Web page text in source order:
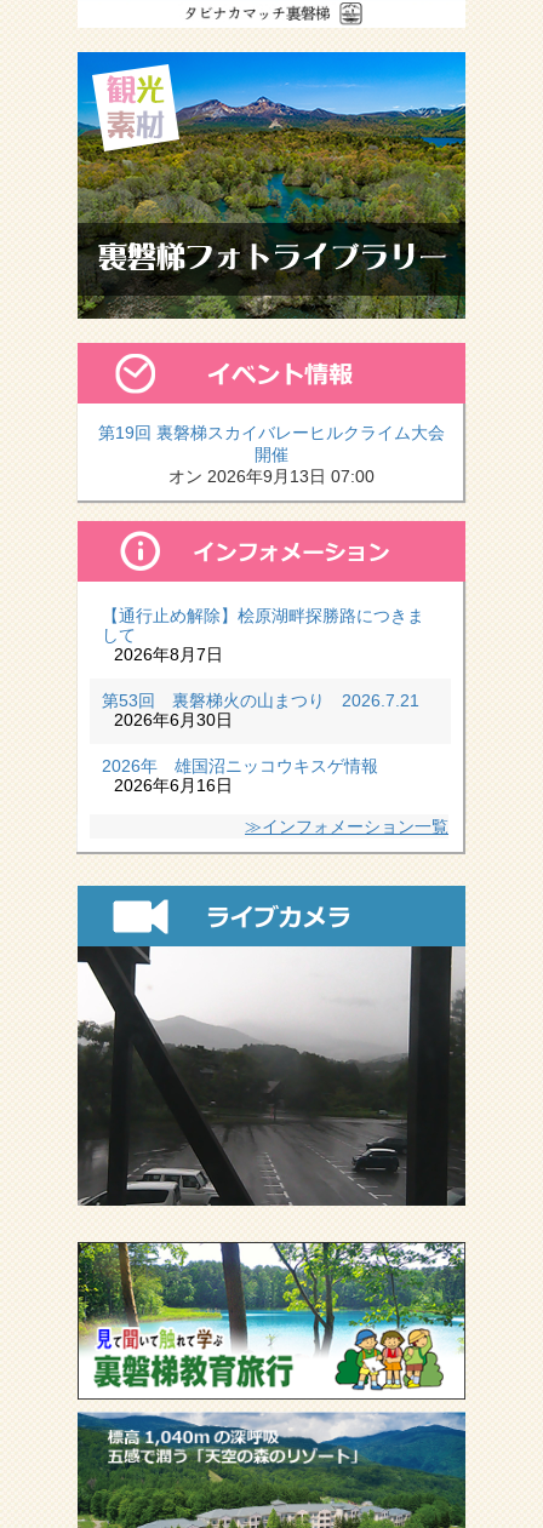
第19回 裏磐梯スカイバレーヒルクライム大会
開催
オン 2026年9月13日 07:00
【通行止め解除】桧原湖畔探勝路につきま
して
2026年8月7日
第53回 裏磐梯火の山まつり 2026.7.21
2026年6月30日
2026年 雄国沼ニッコウキスゲ情報
2026年6月16日
≫インフォメーション一覧